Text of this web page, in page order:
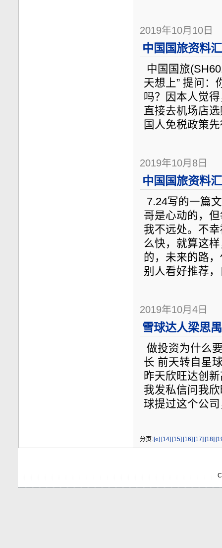
2019年10月10日
中国国旅资料
中国国旅
天想上” 提问：
吗？因本人觉
直接去机场店
国人免税政策
2019年10月8日
中国国旅资料
7.24写的一篇
哥是心动的，
我不远处。不
么快，就算这
的，未来的路
别人看好推荐
2019年10月4日
雪球达人梁思
做投资为什么
长 前天转自星
昨天欣旺达创
我发私信问我
球提过这个公
分页:[«] [14] [15] [16] [17] [18]